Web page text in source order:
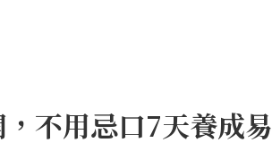
不用忌口7天養成易